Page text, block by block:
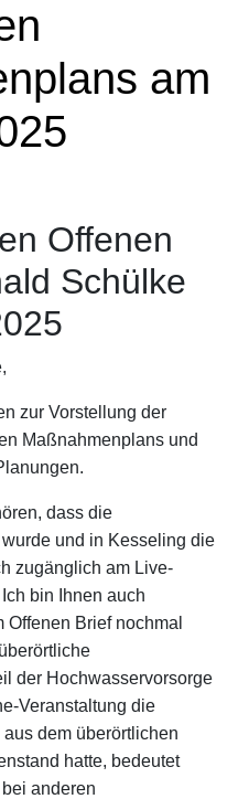
am
Offenen
Schülke
zur Vorstellung der
Maßnahmenplans und
dass die
und in Kesseling die
zugänglich am Live-
bin Ihnen auch
Brief nochmal
der Hochwasservorsorge
Veranstaltung die
dem überörtlichen
hatte, bedeutet
anderen